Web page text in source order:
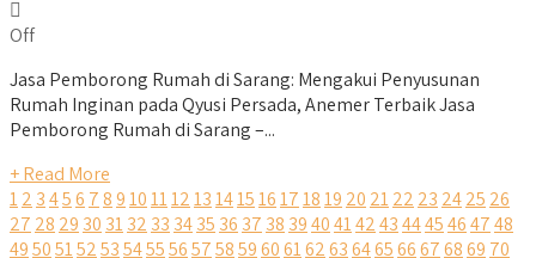
Off
Jasa Pemborong Rumah di Sarang: Mengakui Penyusunan
Rumah Inginan pada Qyusi Persada, Anemer Terbaik Jasa
Pemborong Rumah di Sarang –...
+ Read More
12 3456 78910111213141516171819 20 2122 23 2425 26
27 28 29 30 3132 33 3435 36 37 38 39404142434445464748
495051525354555657585960616263646566676869 70